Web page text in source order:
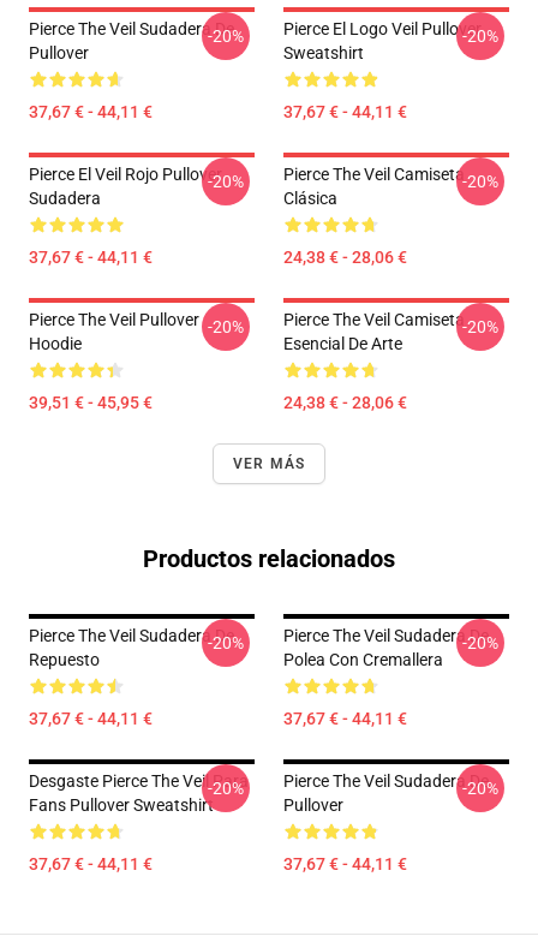
Pierce The Veil Sudadera De
Pullover
37,67 € - 44,11 €
-20%
Pierce El Logo Veil Pullover
Sweatshirt
37,67 € - 44,11 €
-20%
Pierce El Veil Rojo Pullover
Sudadera
37,67 € - 44,11 €
-20%
Pierce The Veil Camiseta
Clásica
24,38 € - 28,06 €
-20%
Pierce The Veil Pullover
Hoodie
39,51 € - 45,95 €
-20%
Pierce The Veil Camiseta
Esencial De Arte
24,38 € - 28,06 €
-20%
VER MÁS
Productos relacionados
Pierce The Veil Sudadera De
Repuesto
37,67 € - 44,11 €
-20%
Pierce The Veil Sudadera De
Polea Con Cremallera
37,67 € - 44,11 €
-20%
Desgaste Pierce The Veil Para
Fans Pullover Sweatshirt
37,67 € - 44,11 €
-20%
Pierce The Veil Sudadera De
Pullover
37,67 € - 44,11 €
-20%